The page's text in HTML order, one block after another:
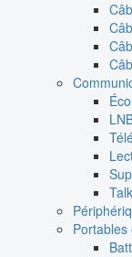
Portables